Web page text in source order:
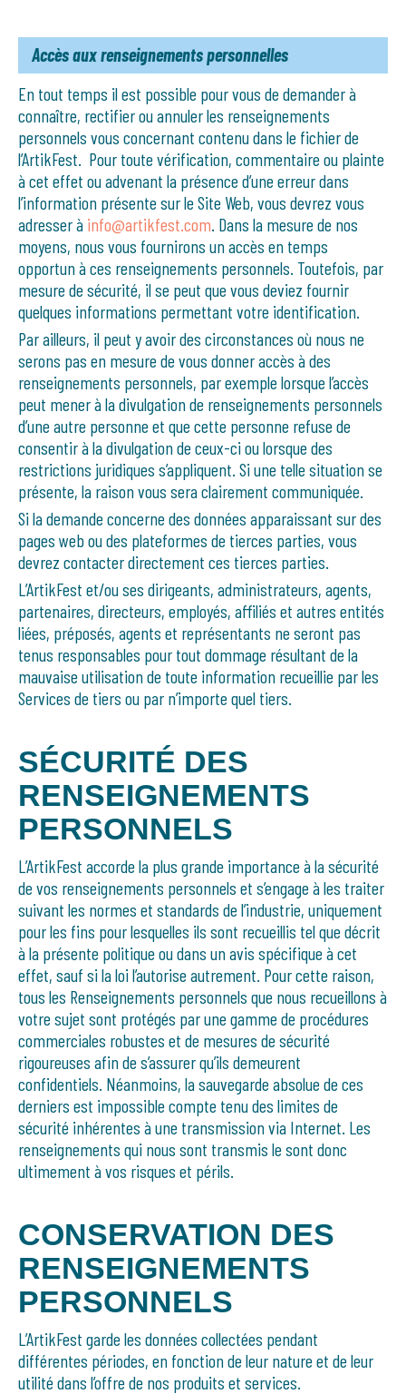
Accès aux renseignements personnelles
En tout temps il est possible pour vous de demander à
connaître, rectifier ou annuler les renseignements
personnels vous concernant contenu dans le fichier de
l’ArtikFest. Pour toute vérification, commentaire ou plainte
à cet effet ou advenant la présence d’une erreur dans
l’information présente sur le Site Web, vous devrez vous
adresser à info@artikfest.com. Dans la mesure de nos
moyens, nous vous fournirons un accès en temps
opportun à ces renseignements personnels. Toutefois, par
mesure de sécurité, il se peut que vous deviez fournir
quelques informations permettant votre identification.
Par ailleurs, il peut y avoir des circonstances où nous ne
serons pas en mesure de vous donner accès à des
renseignements personnels, par exemple lorsque l’accès
peut mener à la divulgation de renseignements personnels
d’une autre personne et que cette personne refuse de
consentir à la divulgation de ceux-ci ou lorsque des
restrictions juridiques s’appliquent. Si une telle situation se
présente, la raison vous sera clairement communiquée.
Si la demande concerne des données apparaissant sur des
pages web ou des plateformes de tierces parties, vous
devrez contacter directement ces tierces parties.
L’ArtikFest et/ou ses dirigeants, administrateurs, agents,
partenaires, directeurs, employés, affiliés et autres entités
liées, préposés, agents et représentants ne seront pas
tenus responsables pour tout dommage résultant de la
mauvaise utilisation de toute information recueillie par les
Services de tiers ou par n’importe quel tiers.
SÉCURITÉ DES
RENSEIGNEMENTS
PERSONNELS
L’ArtikFest accorde la plus grande importance à la sécurité
de vos renseignements personnels et s’engage à les traiter
suivant les normes et standards de l’industrie, uniquement
pour les fins pour lesquelles ils sont recueillis tel que décrit
à la présente politique ou dans un avis spécifique à cet
effet, sauf si la loi l’autorise autrement. Pour cette raison,
tous les Renseignements personnels que nous recueillons à
votre sujet sont protégés par une gamme de procédures
commerciales robustes et de mesures de sécurité
rigoureuses afin de s’assurer qu’ils demeurent
confidentiels. Néanmoins, la sauvegarde absolue de ces
derniers est impossible compte tenu des limites de
sécurité inhérentes à une transmission via Internet. Les
renseignements qui nous sont transmis le sont donc
ultimement à vos risques et périls.
CONSERVATION DES
RENSEIGNEMENTS
PERSONNELS
L’ArtikFest garde les données collectées pendant
différentes périodes, en fonction de leur nature et de leur
utilité dans l’offre de nos produits et services.